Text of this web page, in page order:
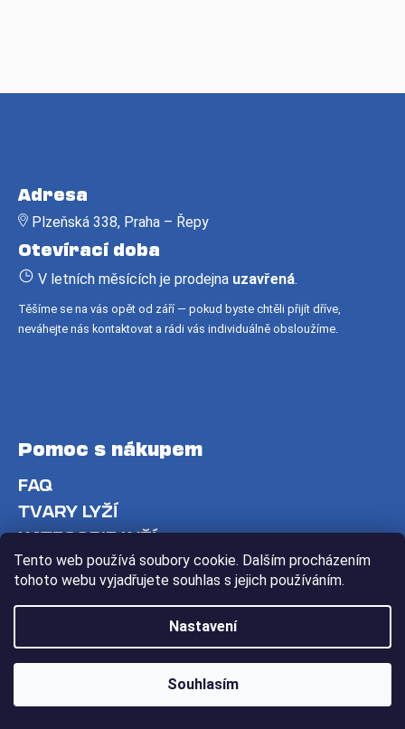
Tento web používá soubory cookie. Dalším procházením
tohoto webu vyjadřujete souhlas s jejich používáním.
Nastavení
Souhlasím
Adresa
Plzeňská 338, Praha – Řepy
Otevírací doba
V letních měsících je prodejna uzavřená.
Těšíme se na vás opět od září — pokud byste chtěli přijít dříve,
neváhejte nás kontaktovat a rádi vás individuálně obsloužíme.
Pomoc s nákupem
FAQ
TVARY LYŽÍ
KATEGORIE LYŽÍ
SPRÁVNÁ DÉLKA LYŽÍ
SPRÁVNÁ VELIKOST LYŽAŘSKÝCH BOT
OPOTŘEBENÍ POUŽITÝCH LYŽÍ
VRÁCENÍ ZBOŽÍ
Info